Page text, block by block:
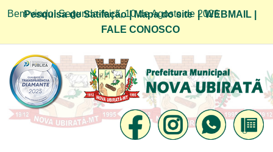
Bem vindo! Segunda-feira, 10 de Agosto de 2026
Pesquisa de Satifação|Mapa do site|WEBMAIL
FALE CONOSCO